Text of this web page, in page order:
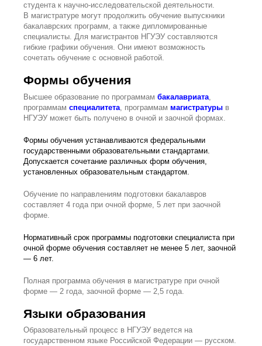
студента к научно-исследовательской деятельности.
В магистратуре могут продолжить обучение выпускники
бакалаврских программ, а также дипломированные
специалисты. Для магистрантов НГУЭУ составляются
гибкие графики обучения. Они имеют возможность
сочетать обучение с основной работой.
Формы обучения
Высшее образование по программам бакалавриата
программам специалитета , программам магистратуры в
НГУЭУ может быть получено в очной и заочной формах.
Формы обучения устанавливаются федеральными
государственными образовательными стандартами.
Допускается сочетание различных форм обучения,
установленных образовательным стандартом.
Обучение по направлениям подготовки бакалавров
составляет 4 года при очной форме, 5 лет при заочной
форме.
Нормативный срок программы подготовки специалиста при
очной форме обучения составляет не менее 5 лет, заочной
— 6 лет.
Полная программа обучения в магистратуре при очной
форме — 2 года, заочной форме — 2,5 года.
Языки образования
Образовательный процесс в НГУЭУ ведется на
государственном языке Российской Федерации — русском.